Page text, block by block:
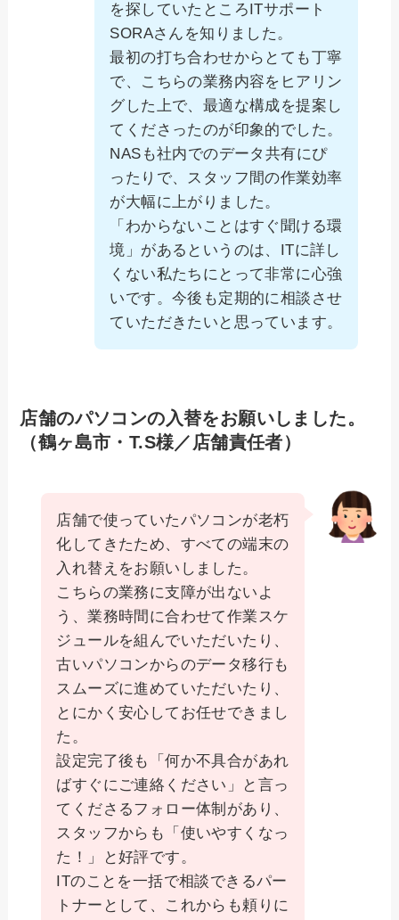
を探していたところITサポート
SORAさんを知りました。
最初の打ち合わせからとても丁寧
で、こちらの業務内容をヒアリン
グした上で、最適な構成を提案し
てくださったのが印象的でした。
NASも社内でのデータ共有にぴ
ったりで、スタッフ間の作業効率
が大幅に上がりました。
「わからないことはすぐ聞ける環
境」があるというのは、ITに詳し
くない私たちにとって非常に心強
いです。今後も定期的に相談させ
ていただきたいと思っています。
店舗のパソコンの入替をお願いしました。
（鶴ヶ島市・T.S様／店舗責任者）
店舗で使っていたパソコンが老朽
化してきたため、すべての端末の
入れ替えをお願いしました。
こちらの業務に支障が出ないよ
う、業務時間に合わせて作業スケ
ジュールを組んでいただいたり、
古いパソコンからのデータ移行も
スムーズに進めていただいたり、
とにかく安心してお任せできまし
た。
設定完了後も「何か不具合があれ
ばすぐにご連絡ください」と言っ
てくださるフォロー体制があり、
スタッフからも「使いやすくなっ
た！」と好評です。
ITのことを一括で相談できるパー
トナーとして、これからも頼りに